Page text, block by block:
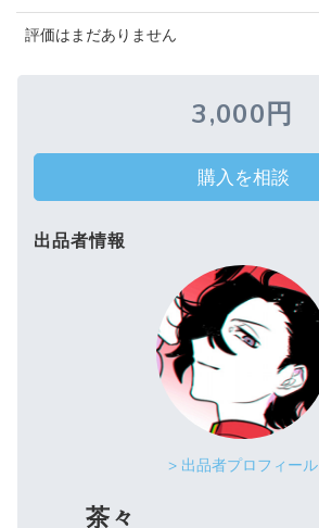
評価はまだありません
3,000円
購入を相談
出品者情報
> 出品者プロフィール
茶々